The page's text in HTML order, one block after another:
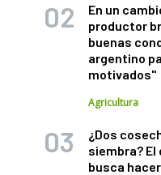
En un
productor
buenas
argentino
motivados"
Agricultura
¿Dos
siembra?
busca